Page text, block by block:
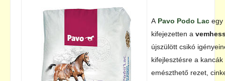
A Pavo Podo Lac
kifejezetten a
újszülött csikó
kifejlesztésre a
emészthető rezet,